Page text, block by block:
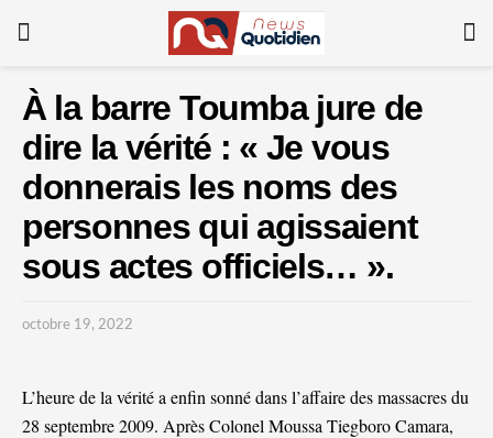
À la barre Toumba jure de
dire la vérité : « Je vous
donnerais les noms des
personnes qui agissaient
sous actes officiels… ».
octobre 19, 2022
L’heure de la vérité a enfin sonné dans l’affaire des massacres du
28 septembre 2009. Après Colonel Moussa Tiegboro Camara,